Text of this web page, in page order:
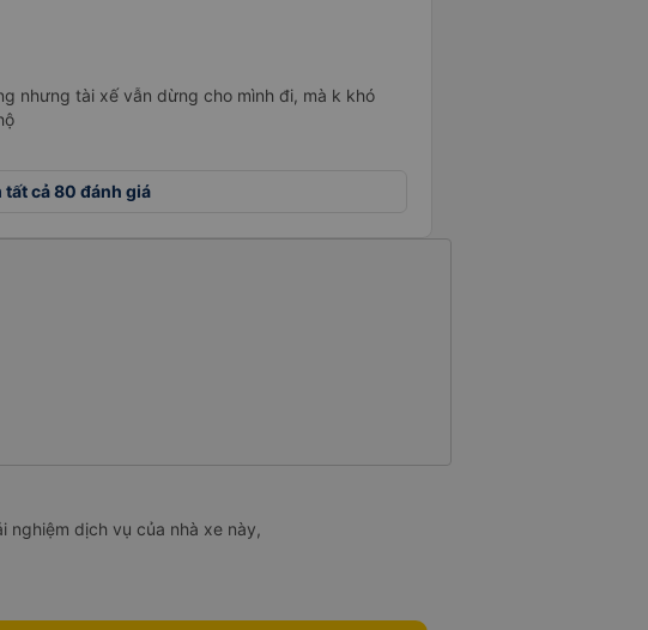
nhưng tài xế vẫn dừng cho mình đi, mà k khó
tất cả 80 đánh giá
nghiệm dịch vụ của nhà xe này,